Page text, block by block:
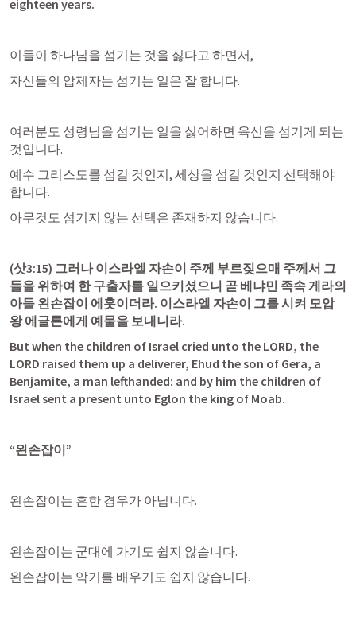
eighteen years.
이들이 하나님을 섬기는 것을 싫다고 하면서,
자신들의 압제자는 섬기는 일은 잘 합니다.
여러분도 성령님을 섬기는 일을 싫어하면 육신을 섬기게 되는
것입니다.
예수 그리스도를 섬길 것인지, 세상을 섬길 것인지 선택해야
합니다.
아무것도 섬기지 않는 선택은 존재하지 않습니다.
(삿3:15) 그러나 이스라엘 자손이 주께 부르짖으매 주께서 그
들을 위하여 한 구출자를 일으키셨으니 곧 베냐민 족속 게라의
아들 왼손잡이 에훗이더라. 이스라엘 자손이 그를 시켜 모압
왕 에글론에게 예물을 보내니라.
But when the children of Israel cried unto the LORD, the
LORD raised them up a deliverer, Ehud the son of Gera, a
Benjamite, a man lefthanded: and by him the children of
Israel sent a present unto Eglon the king of Moab.
“왼손잡이”
왼손잡이는 흔한 경우가 아닙니다.
왼손잡이는 군대에 가기도 쉽지 않습니다.
왼손잡이는 악기를 배우기도 쉽지 않습니다.